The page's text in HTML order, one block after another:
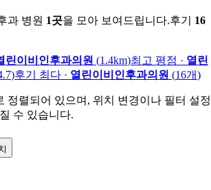
과 병원 1곳을 모아 보여드립니다.후기
16
린이비인후과의원 (1.4km)최고 평점 · 열린
)후기 최다 · 열린이비인후과의원 (16개)
정렬되어 있으며, 위치 변경이나 필터 설정
수 있습니다.